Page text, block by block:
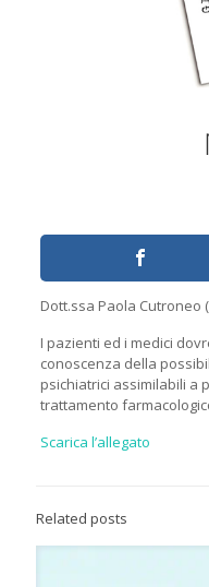
Dott.ssa Paola Cutroneo
I pazienti ed i medici
conoscenza della
psichiatrici assimilabili a
trattamento
Scarica l’allegato
Related posts